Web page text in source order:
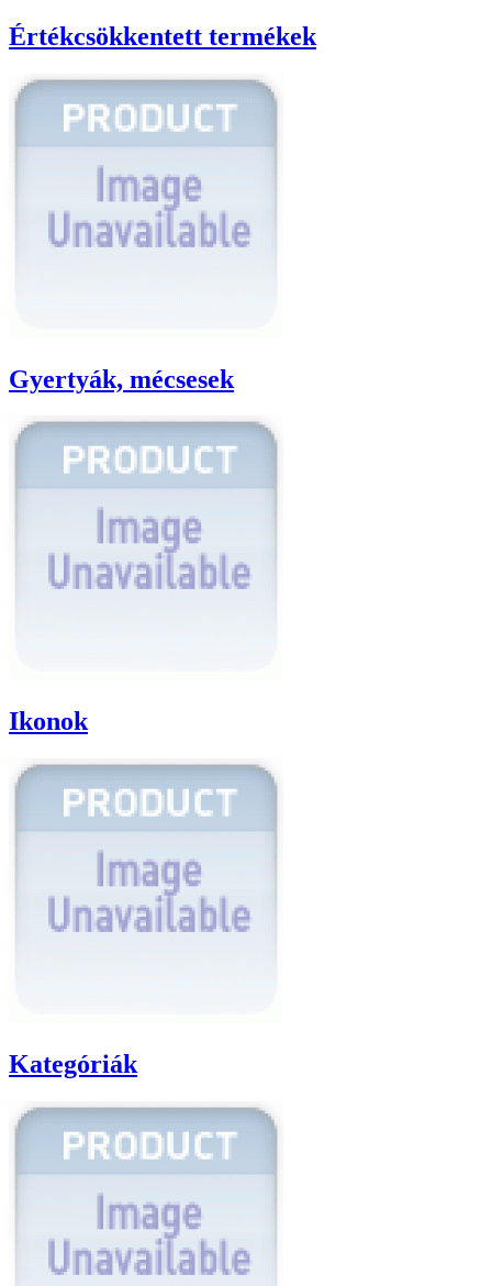
Értékcsökkentett termékek
Gyertyák, mécsesek
Ikonok
Kategóriák